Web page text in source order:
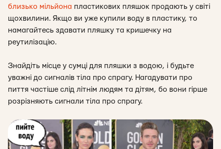
близько мільйона пластикових пляшок продають у світі
щохвилини. Якщо ви уже купили воду в пластику, то
намагайтесь здавати пляшку та кришечку на
реутилізацію.
Знайдіть місце у сумці для пляшки з водою, і будьте
уважні до сигналів тіла про спрагу. Нагадувати про
пиття частіше слід літнім людям та дітям, бо вони гірше
розрізняють сигнали тіла про спрагу.